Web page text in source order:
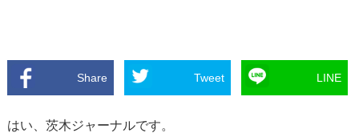
Share Tweet LINE
はい、茨木ジャーナルです。